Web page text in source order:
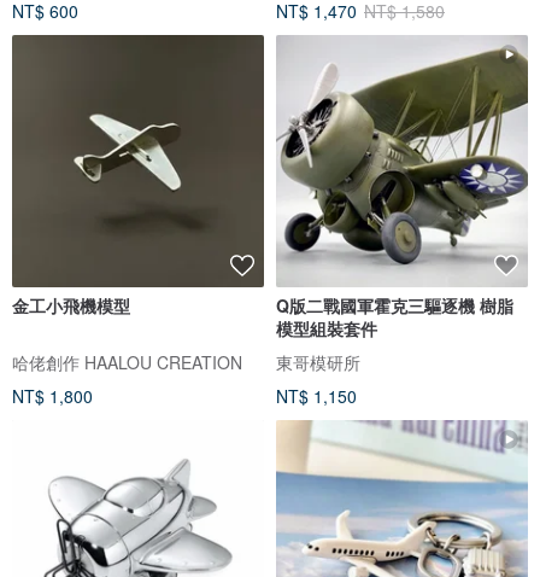
NT$ 600
NT$ 1,470 NT$ 1,580
金工小飛機模型
哈佬創作 HAALOU CREATION
NT$ 1,800
Q版二戰國軍霍克三驅逐機 樹脂
模型組裝套件
東哥模研所
NT$ 1,150